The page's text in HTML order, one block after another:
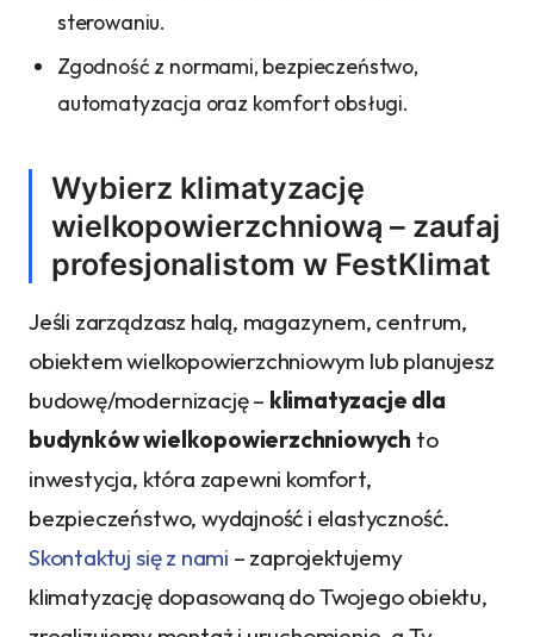
sterowaniu.
Zgodność z normami, bezpieczeństwo,
automatyzacja oraz komfort obsługi.
Wybierz klimatyzację
wielkopowierzchniową – zaufaj
profesjonalistom w FestKlimat
Jeśli zarządzasz halą, magazynem, centrum,
obiektem wielkopowierzchniowym lub planujesz
budowę/modernizację – klimatyzacje dla
budynków wielkopowierzchniowych to
inwestycja, która zapewni komfort,
bezpieczeństwo, wydajność i elastyczność.
Skontaktuj się z nami – zaprojektujemy
klimatyzację dopasowaną do Twojego obiektu,